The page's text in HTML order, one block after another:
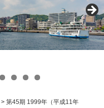
> 第45期 1999年（平成11年